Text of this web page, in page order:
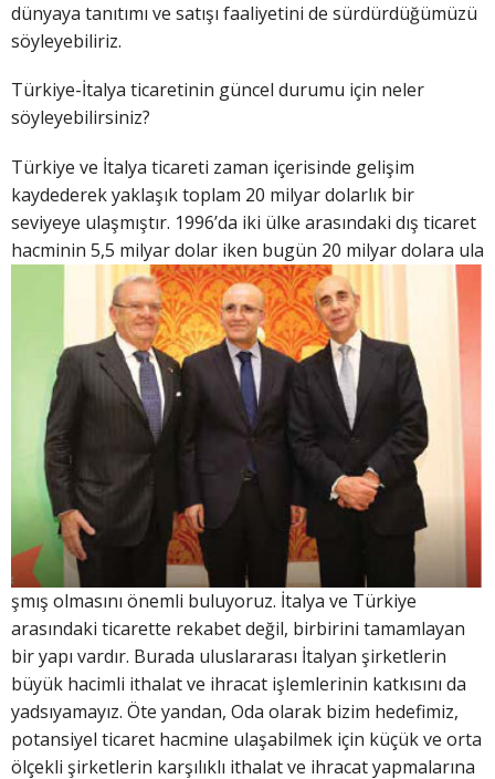
dünyaya tanıtımı ve satışı faaliyetini de sürdürdüğümüzü
söyleyebiliriz.
Türkiye-İtalya ticaretinin güncel durumu için neler
söyleyebilirsiniz?
Türkiye ve İtalya ticareti zaman içerisinde gelişim
kaydederek yaklaşık toplam 20 milyar dolarlık bir
seviyeye ulaşmıştır. 1996’da iki ülke arasındaki dış ticaret
hacminin 5,5 milyar dolar iken bugün 20 milyar dolara ula
şmış olmasını önemli buluyoruz. İtalya ve Türkiye
arasındaki ticarette rekabet değil, birbirini tamamlayan
bir yapı vardır. Burada uluslararası İtalyan şirketlerin
büyük hacimli ithalat ve ihracat işlemlerinin katkısını da
yadsıyamayız. Öte yandan, Oda olarak bizim hedefimiz,
potansiyel ticaret hacmine ulaşabilmek için küçük ve orta
ölçekli şirketlerin karşılıklı ithalat ve ihracat yapmalarına